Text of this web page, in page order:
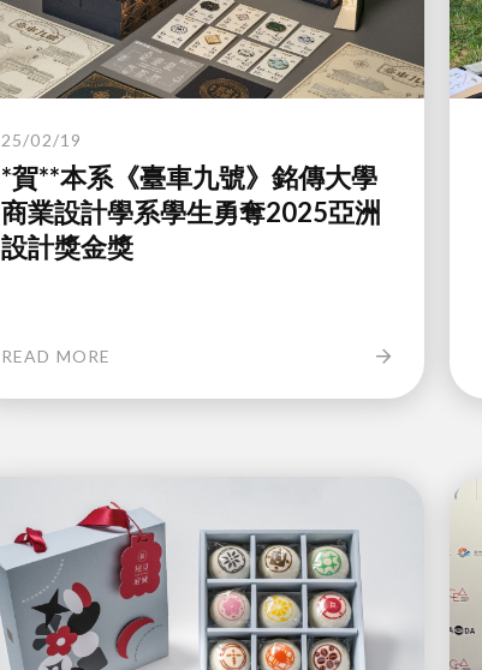
25/02/19
*賀**本系《臺車九號》銘傳大學
商業設計學系學生勇奪2025亞洲
設計獎金獎
READ MORE